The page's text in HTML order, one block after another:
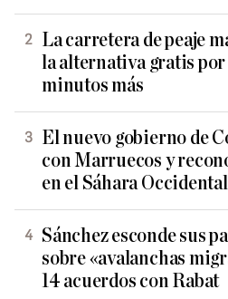
La carretera de peaje
la alternativa gratis por
minutos más
El nuevo gobierno de
con Marruecos y
en el Sáhara Occidental
Sánchez esconde sus
sobre «avalanchas
14 acuerdos con Rabat